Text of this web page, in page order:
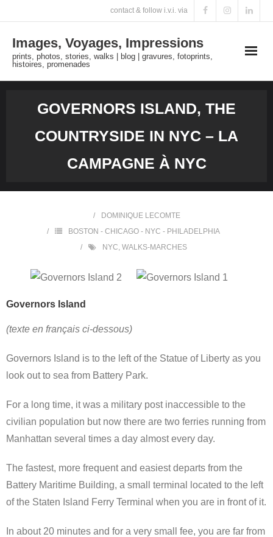
to
content
contact & follow i.v.i. via
Images, Voyages, Impressions
prints, photos, stories, walks | blog | gravures, fotoprints,
histoires, promenades
GOVERNORS ISLAND, THE
COUNTRYSIDE IN NYC – LA
CAMPAGNE À NYC
DOMINIQUE LECOMTE
BOSTON - CHICAGO - NYC - PHILADELPHIA
NYC, WALKS-MARCHES
Governors Island
(texte en français ci-dessous)
Governors Island is to the left of the Statue of Liberty as you
look out to sea from Battery Park.
For a long time, it was a military post inaccessible to the
civilian population but now there are two ferries running from
Manhattan several times a day almost every day.
The fastest, more frequent and easiest departs from the
Battery Maritime Building, a small terminal located to the left
of the Staten Island Ferry Terminal when you are in front of it.
In about 20 minutes and for a very small fee, you are far from